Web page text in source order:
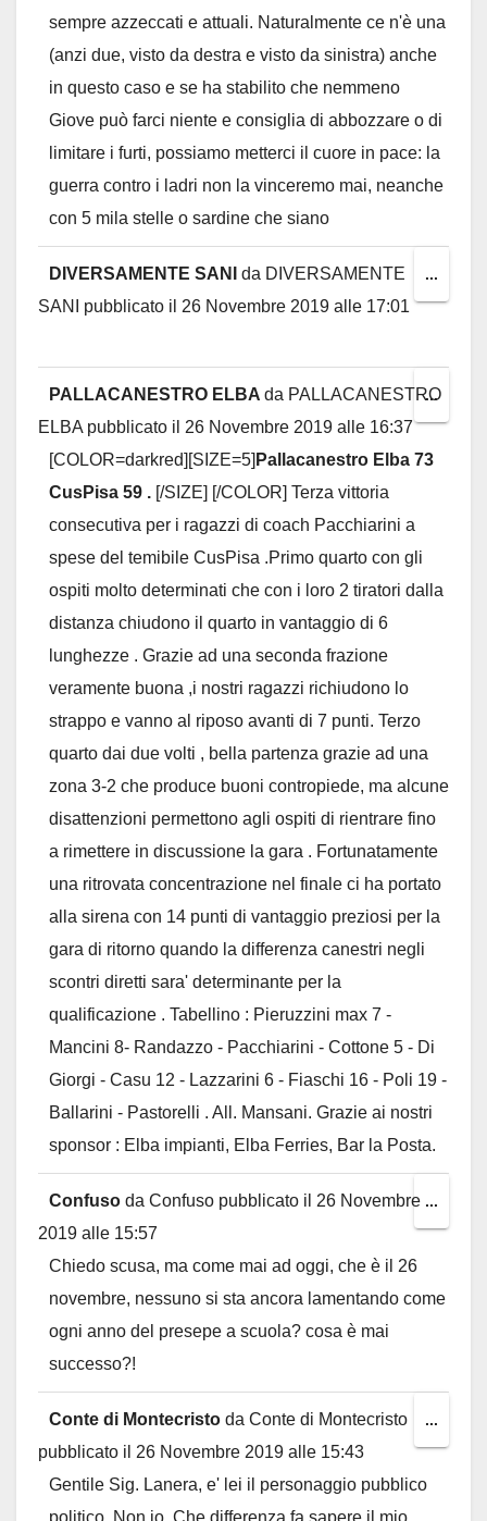
sempre azzeccati e attuali. Naturalmente ce n'è una
(anzi due, visto da destra e visto da sinistra) anche
in questo caso e se ha stabilito che nemmeno
Giove può farci niente e consiglia di abbozzare o di
limitare i furti, possiamo metterci il cuore in pace: la
guerra contro i ladri non la vinceremo mai, neanche
con 5 mila stelle o sardine che siano
DIVERSAMENTE SANI da DIVERSAMENTE
SANI
pubblicato il 26 Novembre 2019 alle 17:01
...
this
PALLACANESTRO ELBA da PALLACANESTRO
ELBA pubblicato il 26 Novembre 2019 alle 16:37
[COLOR=darkred][SIZE=5] Pallacanestro Elba 73
CusPisa 59 . [/SIZE] [/COLOR] Terza vittoria
consecutiva per i ragazzi di coach Pacchiarini a
spese del temibile CusPisa .Primo quarto con gli
ospiti molto determinati che con i loro 2 tiratori dalla
distanza chiudono il quarto in vantaggio di 6
lunghezze . Grazie ad una seconda frazione
veramente buona ,i nostri ragazzi richiudono lo
strappo e vanno al riposo avanti di 7 punti. Terzo
quarto dai due volti , bella partenza grazie ad una
zona 3-2 che produce buoni contropiede, ma alcune
disattenzioni permettono agli ospiti di rientrare fino
a rimettere in discussione la gara . Fortunatamente
una ritrovata concentrazione nel finale ci ha portato
alla sirena con 14 punti di vantaggio preziosi per la
gara di ritorno quando la differenza canestri negli
scontri diretti sara' determinante per la
qualificazione . Tabellino : Pieruzzini max 7 -
Mancini 8- Randazzo - Pacchiarini - Cottone 5 - Di
Giorgi - Casu 12 - Lazzarini 6 - Fiaschi 16 - Poli 19 -
Ballarini - Pastorelli . All. Mansani. Grazie ai nostri
sponsor : Elba impianti, Elba Ferries, Bar la Posta.
...Toggle
this
Confuso da Confuso pubblicato il 26 Novembre
2019 alle 15:57
Chiedo scusa, ma come mai ad oggi, che è il 26
novembre, nessuno si sta ancora lamentando come
ogni anno del presepe a scuola? cosa è mai
successo?!
...
this
Conte di Montecristo da Conte di Montecristo
pubblicato il 26 Novembre 2019 alle 15:43
Gentile Sig. Lanera, e' lei il personaggio pubblico
politico. Non io. Che differenza fa sapere il mio
...
this